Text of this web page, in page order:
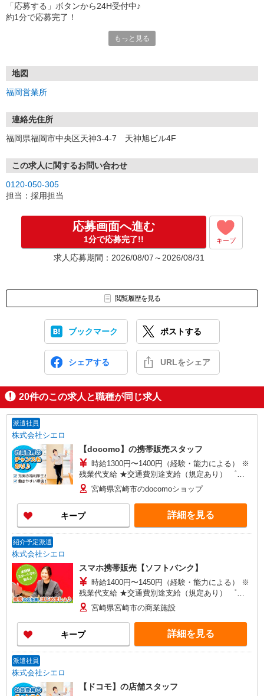
「応募する」ボタンから24H受付中♪
約1分で応募完了！
①応募から3営業日を目安に、メールorお電話でご連絡します。
★スマホでWEB面接（LINEなど）・出張面接・事務所面接と選べま
す
③面接実施（履歴書不要）
※ご希望があれば、職場見学の調整もOKです！
お気軽にご応募ください♪
もっと見る
地図
福岡営業所
連絡先住所
福岡県福岡市中央区天神3-4-7 天神旭ビル4F
この求人に関するお問い合わせ
0120-050-305
担当：採用担当
応募画面へ進む
1分で応募完了!! キープ
求人応募期間：2026/08/07～2026/08/31
閲覧履歴を見る
ブックマーク ポストする
シェアする URLをシェア
20件のこの求人と職種が同じ求人
派遣社員
株式会社シエロ
【docomo】の携帯販売スタッフ
時給1300円〜1400円（経験・能力による） ※
残業代支給 ★交通費別途支給（規定あり） ゜
+゜・。○。・゜+゜・。○。・゜+゜ 入社祝い金10
万円支給(規定有) お友達を紹介頂くと, インセンテ
ィブ支給(規定有) ★月2回払い・週払い可能（規程
有）★ ゜・。○。・゜+゜・。○。・゜+゜
宮崎県宮崎市のdocomoショップ
キープ 詳細を見る
紹介予定派遣
株式会社シエロ
スマホ携帯販売【ソフトバンク】
時給1400円〜1450円（経験・能力による） ※
残業代支給 ★交通費別途支給（規定あり） ゜
+゜・。○。・゜+゜・。○。・゜+゜ 入社祝い金10
万円支給(規定有) お友達を紹介頂くと, インセンテ
ィブ支給(規定有) ★月2回払い・週払い可能（規程
有）★ ゜・。○。・゜+゜・。○。・゜+゜
宮崎県宮崎市の商業施設
キープ 詳細を見る
派遣社員
株式会社シエロ
【ドコモ】の店舗スタッフ